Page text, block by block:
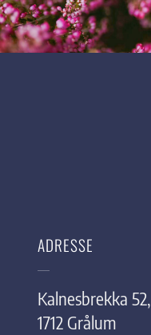
ADRESSE
Kalnesbrekka 52,
1712 Grålum